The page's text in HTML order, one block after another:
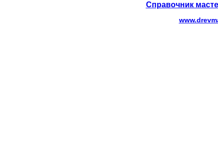
Справочник